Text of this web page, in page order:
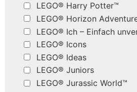
LEGO® Harry Potter™
LEGO® Horizon
LEGO® Ich – Einfach
LEGO® Icons
LEGO® Ideas
LEGO® Juniors
LEGO® Jurassic World™